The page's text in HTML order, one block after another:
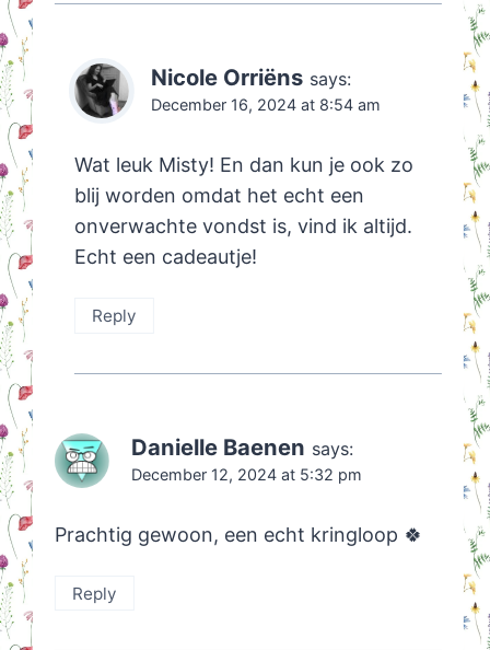
Nicole Orriëns says:
December 16, 2024 at 8:54 am
Wat leuk Misty! En dan kun je ook zo
blij worden omdat het echt een
onverwachte vondst is, vind ik altijd.
Echt een cadeautje!
Reply
Danielle Baenen says:
December 12, 2024 at 5:32 pm
Prachtig gewoon, een echt kringloop 🍀
Reply